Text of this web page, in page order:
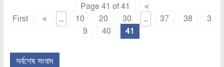
Page 41 of 41
«
First
« ... 10 20 30 ... 37 38
3
9
40 41
সর্বশেষ সংবাদ